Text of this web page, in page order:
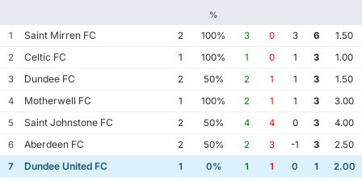
%
1 Saint Mirren FC 2 100% 3 0 3 6
1.50
2
Celtic FC 1 100% 1 0 1 3
1.00
3
Dundee FC 2 50% 2 1 1 3
1.50
4
Motherwell FC 1 100% 2 1 1 3
3.00
5
Saint Johnstone FC 2 50% 4 4 0 3
4.00
6
Aberdeen FC 2 50% 2 3 -1 3
2.50
7
Dundee United FC 1 0% 1 1 0 1
2.00